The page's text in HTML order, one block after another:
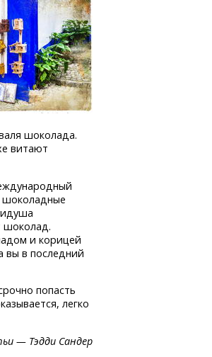
шоколада.
витают
шоколадные
шоколад.
и корицей
вы в последний
попасть
легко
— Тэдди Сандер